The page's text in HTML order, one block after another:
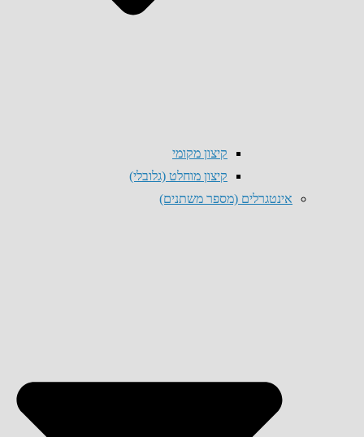
קיצון מקומי
קיצון מוחלט (גלובלי)
אינטגרלים (מספר משתנים)